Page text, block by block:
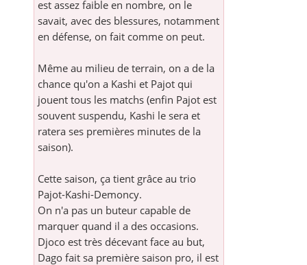
est assez faible en nombre, on le
savait, avec des blessures, notamment
en défense, on fait comme on peut.
Même au milieu de terrain, on a de la
chance qu'on a Kashi et Pajot qui
jouent tous les matchs (enfin Pajot est
souvent suspendu, Kashi le sera et
ratera ses premières minutes de la
saison).
Cette saison, ça tient grâce au trio
Pajot-Kashi-Demoncy.
On n'a pas un buteur capable de
marquer quand il a des occasions.
Djoco est très décevant face au but,
Dago fait sa première saison pro, il est